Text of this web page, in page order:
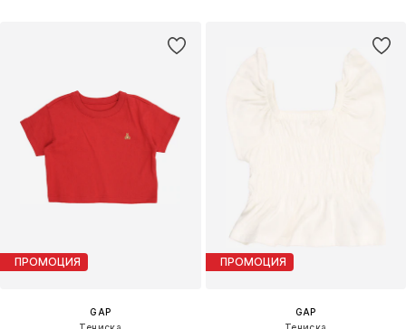
ПРОМОЦИЯ
GAP
ПРОМОЦИЯ
GAP